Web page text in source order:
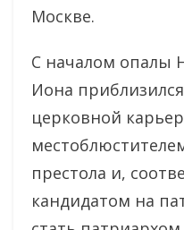
Москве.
С началом опалы
Иона
церковной
престола и,
кандидатом на